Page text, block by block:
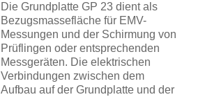
Die Grundplatte GP 23 dient als
Bezugsmassefläche für EMV-
Messungen und der Schirmung von
Prüflingen oder entsprechenden
Messgeräten. Die elektrischen
Verbindungen zwischen dem
Aufbau auf der Grundplatte und der